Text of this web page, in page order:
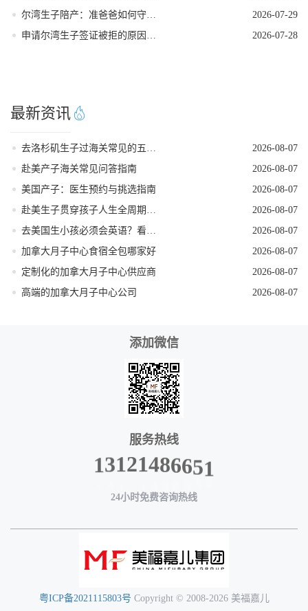
2026-07-29
2026-07-28
最新资讯
2026-08-07
赴美产子海关常见问答指南
2026-08-07
美国产子：医生预约与挑选指南
2026-08-07
2026-08-07
2026-08-07
加拿大月子中心食宿全包哪家好
2026-08-07
定制化的加拿大月子中心供应商
2026-08-07
高端的加拿大月子中心公司
2026-08-07
添加微信
服务热线
13121486651
24小时免费咨询热线
粤ICP备2021115803号 Copyright © 2008-2026 美福嘉儿